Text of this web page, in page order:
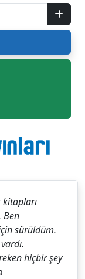
kitapları
Ben
sürüldüm.
hiçbir şey